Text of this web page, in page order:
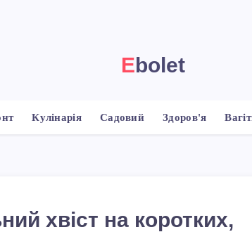
Ebolet
Кулінарія Садовий Здоров'я
хвіст на коротких,